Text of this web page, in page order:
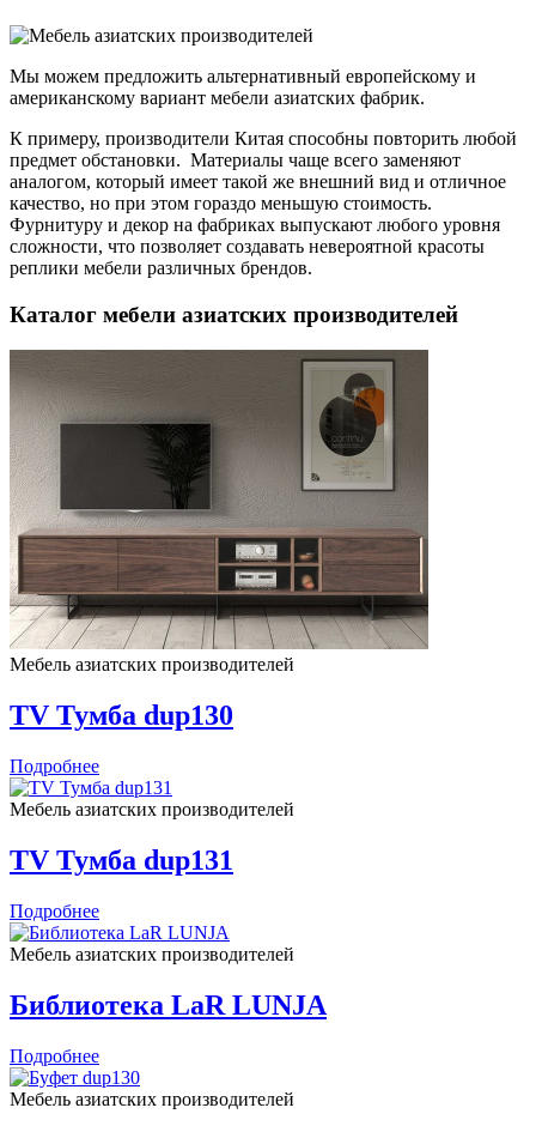
Мы можем предложить альтернативный европейскому и
американскому вариант мебели азиатских фабрик.
К примеру, производители Китая способны повторить любой
предмет обстановки. Материалы чаще всего заменяют
аналогом, который имеет такой же внешний вид и отличное
качество, но при этом гораздо меньшую стоимость.
Фурнитуру и декор на фабриках выпускают любого уровня
сложности, что позволяет создавать невероятной красоты
реплики мебели различных брендов.
Каталог мебели азиатских производителей
Мебель азиатских производителей
TV Тумба dup130
Подробнее
Мебель азиатских производителей
TV Тумба dup131
Подробнее
Мебель азиатских производителей
Библиотека LaR LUNJA
Подробнее
Мебель азиатских производителей